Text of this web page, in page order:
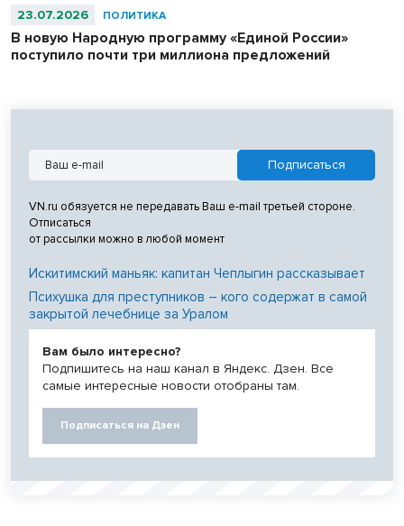
23.07.2026 ПОЛИТИКА
В новую Народную программу «Единой России»
поступило почти три миллиона предложений
VN.ru обязуется не передавать Ваш e-mail третьей стороне.
Отписаться
от рассылки можно в любой момент
Искитимский маньяк: капитан Чеплыгин рассказывает
Психушка для преступников – кого содержат в самой
закрытой лечебнице за Уралом
Вам было интересно?
Подпишитесь на наш канал в Яндекс. Дзен. Все
самые интересные новости отобраны там.
Подписаться на Дзен